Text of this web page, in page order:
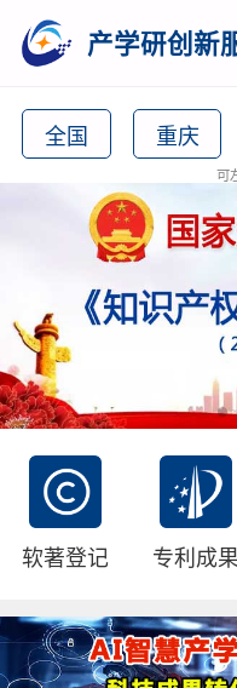
产学研创新
全国 重庆
可
软著登记 专利成果